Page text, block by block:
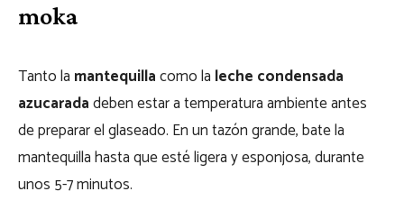
moka
Tanto la mantequillacomo la leche condensada
azucaradadeben estar a temperatura ambiente antes
de preparar el glaseado. En un tazón grande, bate la
mantequilla hasta que esté ligera y esponjosa, durante
unos 5-7 minutos.